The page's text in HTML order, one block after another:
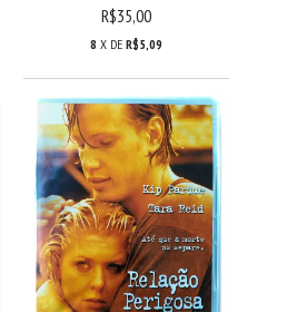
R$35,00
8 X DE R$5,09